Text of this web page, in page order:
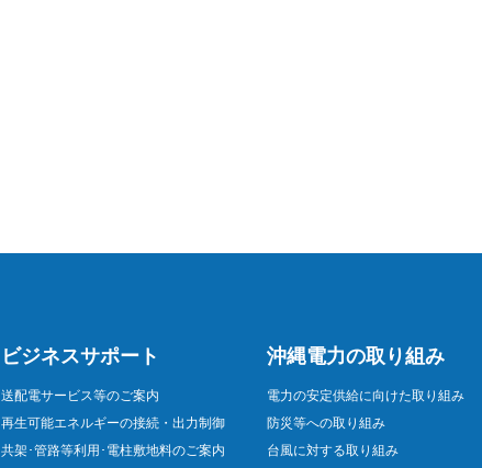
ビジネスサポート
送配電サービス等のご案内
再生可能エネルギーの接続・出力制御
共架･管路等利用･電柱敷地料のご案内
沖縄電力の取り組み
電力の安定供給に向けた取り組み
防災等への取り組み
台風に対する取り組み